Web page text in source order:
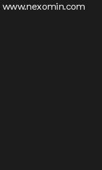
www.nexomin.com